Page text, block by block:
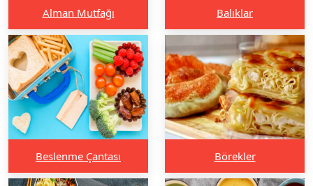
Alman Mutfağı Balıklar
Beslenme Çantası Börekler